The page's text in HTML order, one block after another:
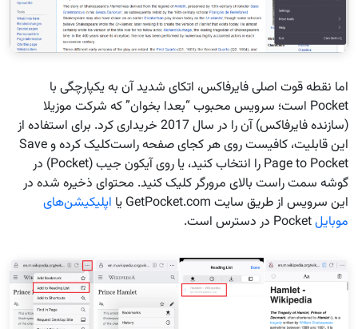
اما نقطه قوت اصلی فایرفاکس، اتکای شدید آن به یکپارچگی با
Pocket است؛ سرویس محبوب “بعدا بخوان” که شرکت موزیلا
(سازنده فایرفاکس) آن را در سال 2017 خریداری کرد. برای استفاده از
این قابلیت، کافیست روی هر کجای صفحه راست‌کلیک کرده و Save
Page to Pocket را انتخاب کنید، یا روی آیکون جیب (Pocket) در
گوشه سمت راست بالای مرورگر کلیک کنید. محتوای ذخیره شده در
این سرویس از طریق سایت GetPocket.com یا
اپلیکیشن‌های
موبایل